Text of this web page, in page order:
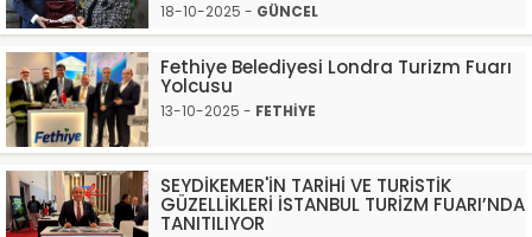
18-10-2025 - GÜNCEL
Fethiye Belediyesi Londra Turizm Fuarı
Yolcusu
13-10-2025 - FETHİYE
SEYDİKEMER'İN TARİHİ VE TURİSTİK
GÜZELLİKLERİ İSTANBUL TURİZM FUARI’NDA
TANITILIYOR